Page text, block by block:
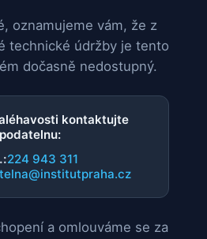
oznamujeme vám, že z
technické údržby je tento
dočasně nedostupný.
kontaktujte
podatelnu:
224 943 311
a omlouváme se za